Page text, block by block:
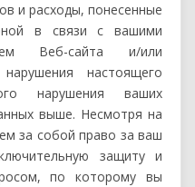
и расходы, понесенные
в связи с вашими
Веб-сайта и/или
настоящего
нарушения ваших
выше. Несмотря на
за собой право за ваш
защиту и
по которому вы